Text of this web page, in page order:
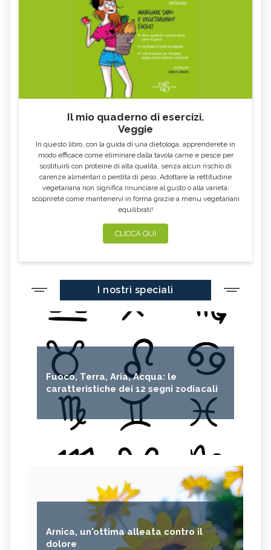
Il mio quaderno di esercizi.
Veggie
In questo libro, con la guida di una dietologa, apprenderete in
modo efficace come eliminare dalla tavola carne e pesce per
sostituirli con proteine di alta qualità, senza alcun rischio di
carenze alimentari o perdita di peso. Adottare la rettitudine
vegetariana non significa rinunciare al gusto o alla varietà:
scoprirete come mantenervi in forma grazie a menu vegetariani
equilibrati!
CLICCA QUI
I nostri speciali
Fuoco, Terra, Aria, Acqua: le
caratteristiche dei 12 segni zodiacali
Arnica, un'ottima alleata contro il
dolore